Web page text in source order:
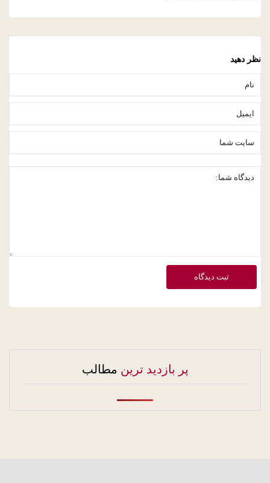
نظر دهید
ثبت دیدگاه
پر بازدید ترین مطالب